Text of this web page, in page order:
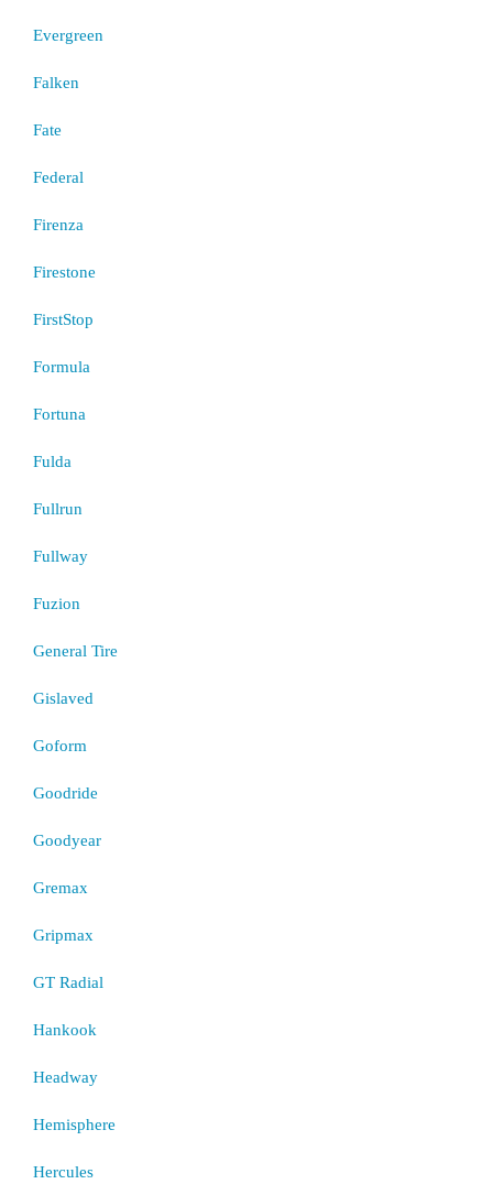
Evergreen
Falken
Fate
Federal
Firenza
Firestone
FirstStop
Formula
Fortuna
Fulda
Fullrun
Fullway
Fuzion
General Tire
Gislaved
Goform
Goodride
Goodyear
Gremax
Gripmax
GT Radial
Hankook
Headway
Hemisphere
Hercules